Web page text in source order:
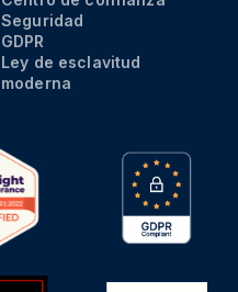
Seguridad
GDPR
Ley de esclavitud
moderna